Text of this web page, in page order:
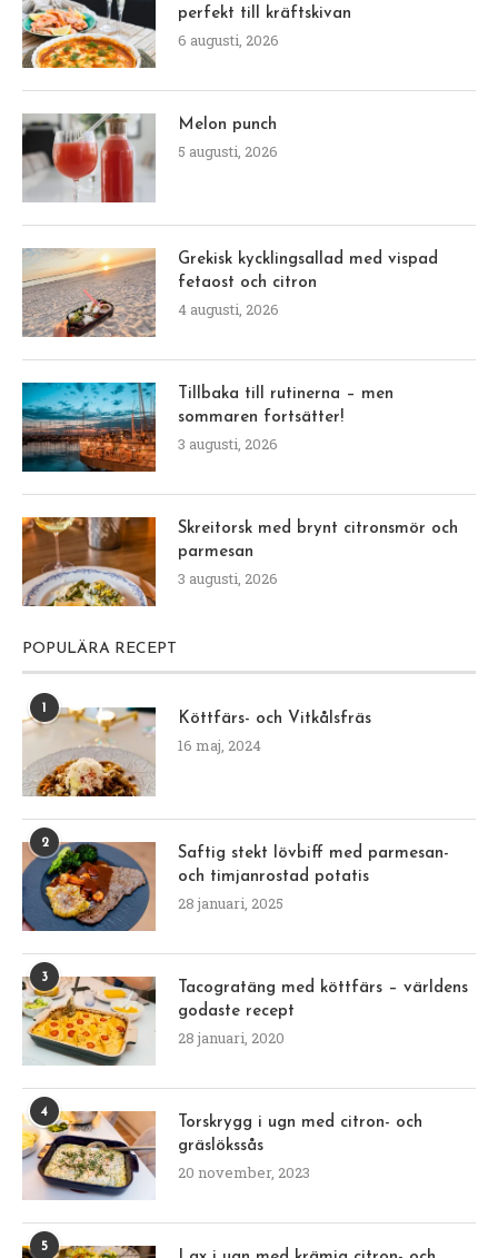
perfekt till kräftskivan
6 augusti, 2026
Melon punch
5 augusti, 2026
Grekisk kycklingsallad med vispad
fetaost och citron
4 augusti, 2026
Tillbaka till rutinerna – men
sommaren fortsätter!
3 augusti, 2026
Skreitorsk med brynt citronsmör och
parmesan
3 augusti, 2026
POPULÄRA RECEPT
Köttfärs- och Vitkålsfräs
16 maj, 2024
2
Saftig stekt lövbiff med parmesan-
och timjanrostad potatis
28 januari, 2025
3
Tacogratäng med köttfärs – världens
godaste recept
28 januari, 2020
4
Torskrygg i ugn med citron- och
gräslökssås
20 november, 2023
5